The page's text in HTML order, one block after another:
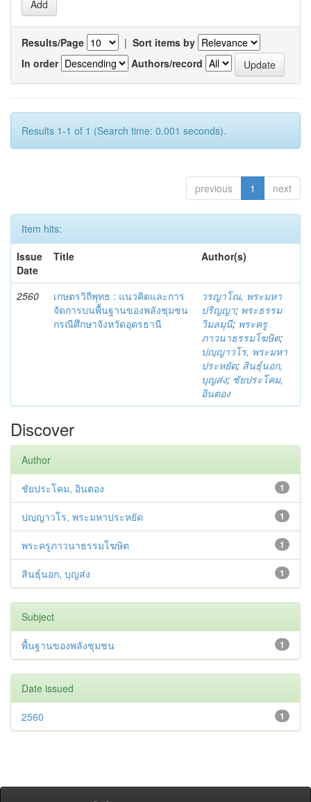
Results/Page | Sort items by
In order
Authors/record
Results 1-1 of 1 (Search time: 0.001 seconds).
previous 1 next
Item hits:
Issue
Date
Title Author(s)
2560
เกษตรวิถีพุทธ : แนวคิดและการ
จัดการบนพื้นฐานของพลังชุมชน
กรณีศึกษาจังหวัดอุดรธานี
วรญาโณ, พระมหา
ปริญญา; พระธรรม
วิมลมุนี; พระครู
ภาวนาธรรมโฆษิต;
ปญฺญาวโร, พระมหา
ประหยัด; สินธุ์นอก,
บุญส่ง; ชัยประโคม,
อินตอง
Discover
Author
1
ชัยประโคม, อินตอง
1
ปญฺญาวโร, พระมหาประหยัด
1
พระครูภาวนาธรรมโฆษิต
1
สินธุ์นอก, บุญส่ง
Subject
1
พื้นฐานของพลังชุมชน
Date issued
1
2560